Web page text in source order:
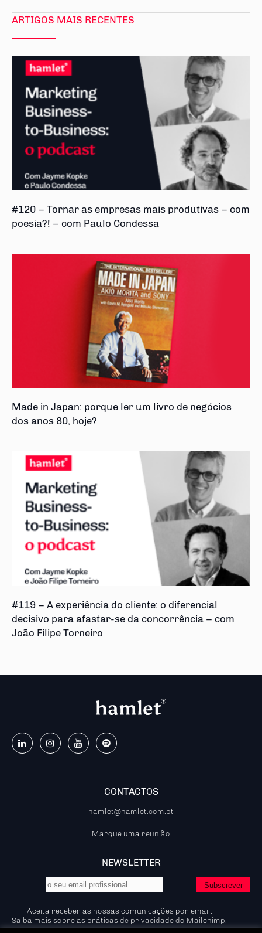
ARTIGOS MAIS RECENTES
#120 – Tornar as empresas mais produtivas – com
poesia?! – com Paulo Condessa
Made in Japan: porque ler um livro de negócios
dos anos 80, hoje?
#119 – A experiência do cliente: o diferencial
decisivo para afastar-se da concorrência – com
João Filipe Torneiro
CONTACTOS
hamlet@hamlet.com.pt
Marque uma reunião
NEWSLETTER
Aceita receber as nossas comunicações por email.
Saiba mais sobre as práticas de privacidade do Mailchimp.